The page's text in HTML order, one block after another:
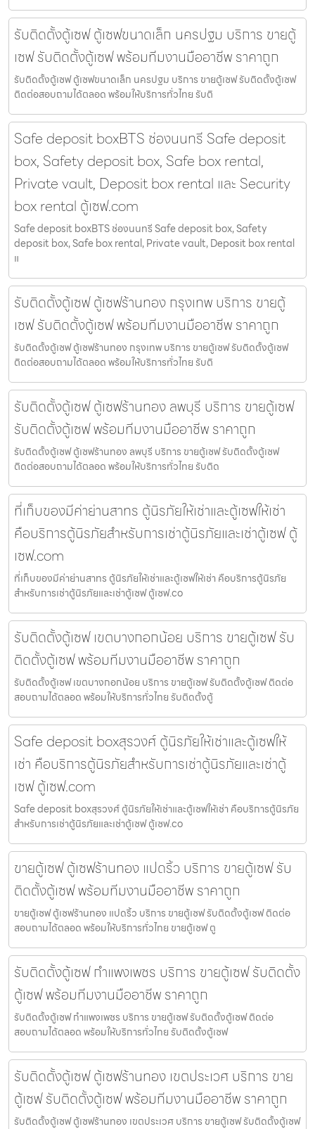
รับติดตั้งตู้เซฟ ตู้เซฟขนาดเล็ก นครปฐม บริการ ขายตู้
เซฟ รับติดตั้งตู้เซฟ พร้อมทีมงานมืออาชีพ ราคาถูก
รับติดตั้งตู้เซฟ ตู้เซฟขนาดเล็ก นครปฐม บริการ ขายตู้เซฟ รับติดตั้งตู้เซฟ
ติดต่อสอบถามได้ตลอด พร้อมให้บริการทั่วไทย รับติ
Safe deposit boxBTS ช่องนนทรี Safe deposit
box, Safety deposit box, Safe box rental,
Private vault, Deposit box rental และ Security
box rental ตู้เซฟ.com
Safe deposit boxBTS ช่องนนทรี Safe deposit box, Safety
deposit box, Safe box rental, Private vault, Deposit box rental
แ
รับติดตั้งตู้เซฟ ตู้เซฟร้านทอง กรุงเทพ บริการ ขายตู้
เซฟ รับติดตั้งตู้เซฟ พร้อมทีมงานมืออาชีพ ราคาถูก
รับติดตั้งตู้เซฟ ตู้เซฟร้านทอง กรุงเทพ บริการ ขายตู้เซฟ รับติดตั้งตู้เซฟ
ติดต่อสอบถามได้ตลอด พร้อมให้บริการทั่วไทย รับติ
รับติดตั้งตู้เซฟ ตู้เซฟร้านทอง ลพบุรี บริการ ขายตู้เซฟ
รับติดตั้งตู้เซฟ พร้อมทีมงานมืออาชีพ ราคาถูก
รับติดตั้งตู้เซฟ ตู้เซฟร้านทอง ลพบุรี บริการ ขายตู้เซฟ รับติดตั้งตู้เซฟ
ติดต่อสอบถามได้ตลอด พร้อมให้บริการทั่วไทย รับติด
ที่เก็บของมีค่าย่านสาทร ตู้นิรภัยให้เช่าและตู้เซฟให้เช่า
คือบริการตู้นิรภัยสำหรับการเช่าตู้นิรภัยและเช่าตู้เซฟ ตู้
เซฟ.com
ที่เก็บของมีค่าย่านสาทร ตู้นิรภัยให้เช่าและตู้เซฟให้เช่า คือบริการตู้นิรภัย
สำหรับการเช่าตู้นิรภัยและเช่าตู้เซฟ ตู้เซฟ.co
รับติดตั้งตู้เซฟ เขตบางกอกน้อย บริการ ขายตู้เซฟ รับ
ติดตั้งตู้เซฟ พร้อมทีมงานมืออาชีพ ราคาถูก
รับติดตั้งตู้เซฟ เขตบางกอกน้อย บริการ ขายตู้เซฟ รับติดตั้งตู้เซฟ ติดต่อ
สอบถามได้ตลอด พร้อมให้บริการทั่วไทย รับติดตั้งตู้
Safe deposit boxสุรวงศ์ ตู้นิรภัยให้เช่าและตู้เซฟให้
เช่า คือบริการตู้นิรภัยสำหรับการเช่าตู้นิรภัยและเช่าตู้
เซฟ ตู้เซฟ.com
Safe deposit boxสุรวงศ์ ตู้นิรภัยให้เช่าและตู้เซฟให้เช่า คือบริการตู้นิรภัย
สำหรับการเช่าตู้นิรภัยและเช่าตู้เซฟ ตู้เซฟ.co
ขายตู้เซฟ ตู้เซฟร้านทอง แปดริ้ว บริการ ขายตู้เซฟ รับ
ติดตั้งตู้เซฟ พร้อมทีมงานมืออาชีพ ราคาถูก
ขายตู้เซฟ ตู้เซฟร้านทอง แปดริ้ว บริการ ขายตู้เซฟ รับติดตั้งตู้เซฟ ติดต่อ
สอบถามได้ตลอด พร้อมให้บริการทั่วไทย ขายตู้เซฟ ตู
รับติดตั้งตู้เซฟ กำแพงเพชร บริการ ขายตู้เซฟ รับติดตั้ง
ตู้เซฟ พร้อมทีมงานมืออาชีพ ราคาถูก
รับติดตั้งตู้เซฟ กำแพงเพชร บริการ ขายตู้เซฟ รับติดตั้งตู้เซฟ ติดต่อ
สอบถามได้ตลอด พร้อมให้บริการทั่วไทย รับติดตั้งตู้เซฟ
รับติดตั้งตู้เซฟ ตู้เซฟร้านทอง เขตประเวศ บริการ ขาย
ตู้เซฟ รับติดตั้งตู้เซฟ พร้อมทีมงานมืออาชีพ ราคาถูก
รับติดตั้งตู้เซฟ ตู้เซฟร้านทอง เขตประเวศ บริการ ขายตู้เซฟ รับติดตั้งตู้เซฟ